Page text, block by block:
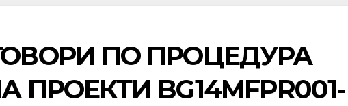
ПО ПРОЦЕДУРА
BG14MFPR001-